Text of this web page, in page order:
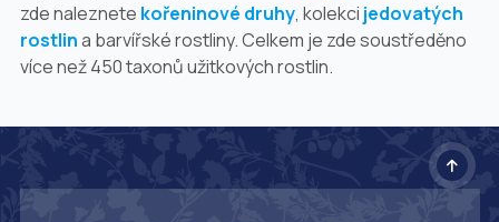
zde naleznete kořeninové druhy, kolekci jedovatých
rostlina barvířské rostliny. Celkem je zde soustředěno
více než 450 taxonů užitkových rostlin.